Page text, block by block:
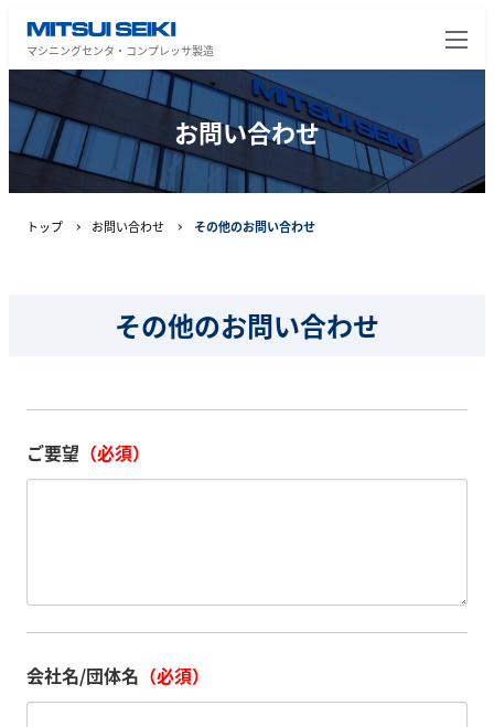
マシニングセンタ・コンプレッサ製造
お問い合わせ
トップ お問い合わせ その他のお問い合わせ
その他のお問い合わせ
ご要望 （必須）
会社名/団体名 （必須）